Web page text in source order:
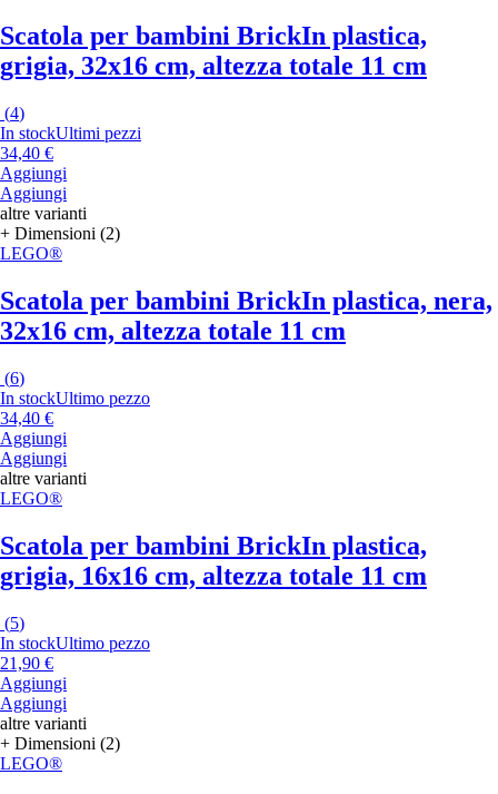
Scatola per bambini BrickIn plastica,
grigia, 32x16 cm, altezza totale 11 cm
(4)
In stockUltimi pezzi
34,40 €
Aggiungi
Aggiungi
altre varianti
+ Dimensioni (2)
LEGO®
Scatola per bambini BrickIn plastica, nera,
32x16 cm, altezza totale 11 cm
(6)
In stockUltimo pezzo
34,40 €
Aggiungi
Aggiungi
altre varianti
LEGO®
Scatola per bambini BrickIn plastica,
grigia, 16x16 cm, altezza totale 11 cm
(5)
In stockUltimo pezzo
21,90 €
Aggiungi
Aggiungi
altre varianti
+ Dimensioni (2)
LEGO®